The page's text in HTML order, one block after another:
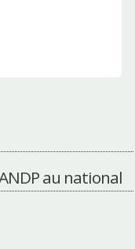
au national